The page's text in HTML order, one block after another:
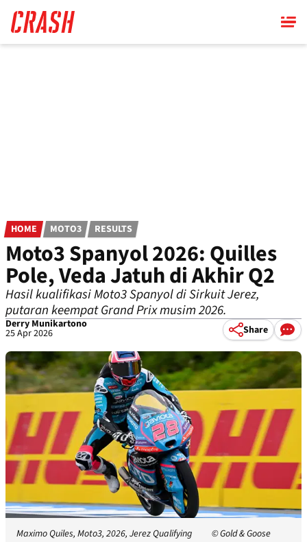
main
content
HOME MOTO3 RESULTS
Moto3 Spanyol 2026: Quilles
Pole, Veda Jatuh di Akhir Q2
Hasil kualifikasi Moto3 Spanyol di Sirkuit Jerez,
putaran keempat Grand Prix musim 2026.
Derry Munikartono
25 Apr 2026 Share
Maximo Quiles, Moto3, 2026, Jerez Qualifying © Gold & Goose